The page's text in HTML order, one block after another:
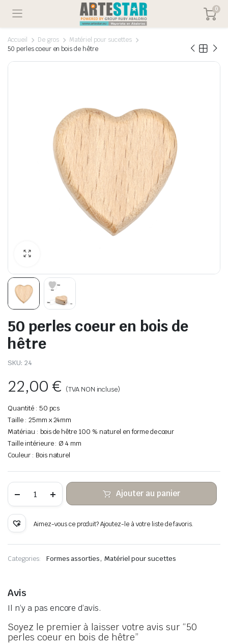
0
Accueil De gros
Matériel pour sucettes
50 perles coeur en bois de hêtre
50 perles coeur en bois de
hêtre
SKU: 24
22,00€ (TVA NON incluse)
Quantité : 50 pcs
Taille : 25mm x 24mm
Matériau : bois de hêtre 100 % naturel en forme de cœur
Taille intérieure : Ø 4 mm
Couleur : Bois naturel
50
coeur
en
de
hêtre
Ajouter au panier
Aimez-vous ce produit? Ajoutez-le à votre liste de favoris.
Categories: Formes assorties,Matériel pour sucettes
Avis
Il n’y a pas encore d’avis.
Soyez le premier à laisser votre avis sur “50
perles coeur en bois de hêtre”